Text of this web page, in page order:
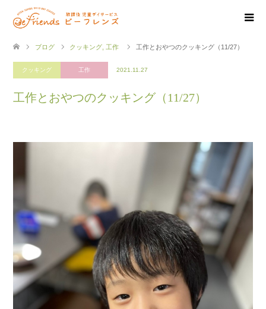
ブログ クッキング 工作 工作とおやつのクッキング（11/27）
クッキング 工作 2021.11.27
工作とおやつのクッキング（11/27）